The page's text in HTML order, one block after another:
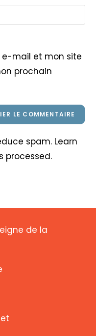
e-mail et mon site
prochain
spam. Learn
processed.
de la